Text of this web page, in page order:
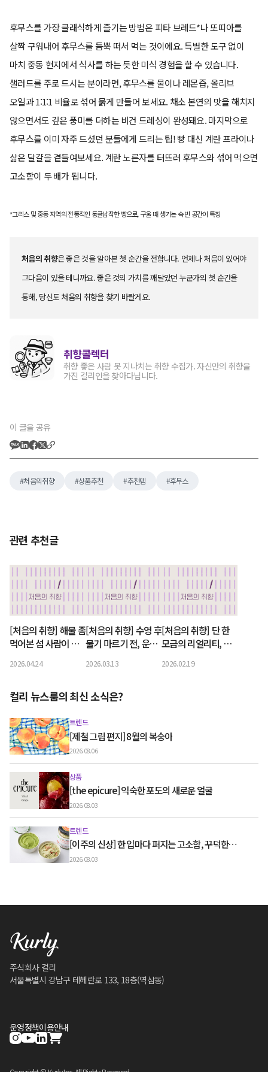
후무스를 가장 클래식하게 즐기는 방법은 피타 브레드*나 또띠아를
살짝 구워내어 후무스를 듬뿍 떠서 먹는 것이에요. 특별한 도구 없이
마치 중동 현지에서 식사를 하는 듯한 미식 경험을 할 수 있습니다.
샐러드를 주로 드시는 분이라면, 후무스를 물이나 레몬즙, 올리브
오일과 1:1:1 비율로 섞어 묽게 만들어 보세요. 채소 본연의 맛을 해치지
않으면서도 깊은 풍미를 더하는 비건 드레싱이 완성돼요. 마지막으로
후무스를 이미 자주 드셨던 분들에게 드리는 팁! 빵 대신 계란 프라이나
삶은 달걀을 곁들여보세요. 계란 노른자를 터뜨려 후무스와 섞어 먹으면
고소함이 두 배가 됩니다.
*그리스 및 중동 지역의 전통적인 둥글납작한 빵으로, 구울 때 생기는 속 빈 공간이 특징
처음의 취향은 좋은 것을 알아본 첫 순간을 전합니다. 언제나 처음이 있어야
그다음이 있을 테니까요. 좋은 것의 가치를 깨달았던 누군가의 첫 순간을
통해, 당신도 처음의 취향을 찾기 바랄게요.
취향콜렉터
취향 좋은 사람 못 지나치는 취향 수집가. 자신만의 취향을
가진 컬리인을 찾아다닙니다.
이 글을 공유
처음의취향 상품추천 추천템 후무스
관련 추천글
[처음의 취향] 해물 좀
먹어본 섬 사람이 냉
2026.04.24
[처음의 취향] 수영 후
물기 마르기 전, 운동
2026.03.13
[처음의 취향] 단 한
모금의 리얼리티, 환
2026.02.19
컬리 뉴스룸의 최신 소식은?
트렌드
[제철 그림 편지] 8월의 복숭아
2026.08.06
상품
[the epicure] 익숙한 포도의 새로운 얼굴
2026.08.03
트렌드
[이주의 신상] 한 입마다 퍼지는 고소함, 꾸덕한
그릭요거트와 우유 디저트
2026.08.03
주식회사 컬리
서울특별시 강남구 테헤란로 133, 18층(역삼동)
운영정책이용안내